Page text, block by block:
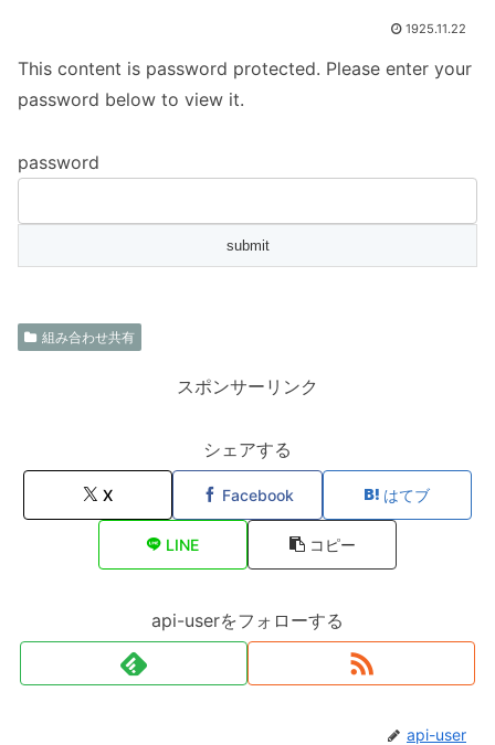
1925.11.22
This content is password protected. Please enter your
password below to view it.
password
組み合わせ共有
スポンサーリンク
シェアする
X Facebook はてブ
LINE コピー
api-userをフォローする
api-user